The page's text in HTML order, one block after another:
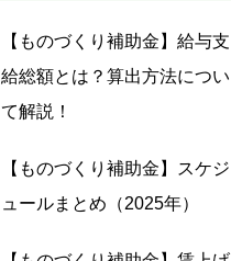
【ものづくり補助金】給与支
給総額とは？算出方法につい
て解説！
【ものづくり補助金】スケジ
ュールまとめ（2025年）